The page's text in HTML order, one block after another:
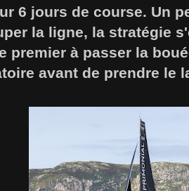
6 jours de course. Un
la ligne, la stratégie
premier à passer la
avant de prendre le